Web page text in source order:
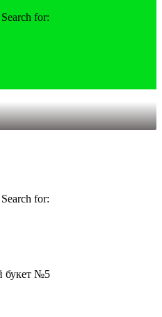
Search for:
Search for:
букет №5